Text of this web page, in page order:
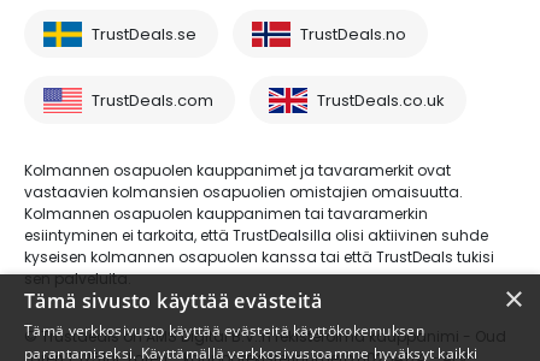
TrustDeals.se TrustDeals.no
TrustDeals.com TrustDeals.co.uk
Kolmannen osapuolen kauppanimet ja tavaramerkit ovat
vastaavien kolmansien osapuolien omistajien omaisuutta.
Kolmannen osapuolen kauppanimen tai tavaramerkin
esiintyminen ei tarkoita, että TrustDealsilla olisi aktiivinen suhde
kyseisen kolmannen osapuolen kanssa tai että TrustDeals tukisi
sen palveluita.
© Trustdeals on AMS Digital B.V.:n rekisteröimä kauppanimi - Oud
×
Tämä sivusto käyttää evästeitä
Tämä verkkosivusto käyttää evästeitä käyttökokemuksen
parantamiseksi. Käyttämällä verkkosivustoamme hyväksyt kaikki